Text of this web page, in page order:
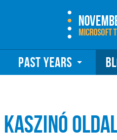
PAST YEARS